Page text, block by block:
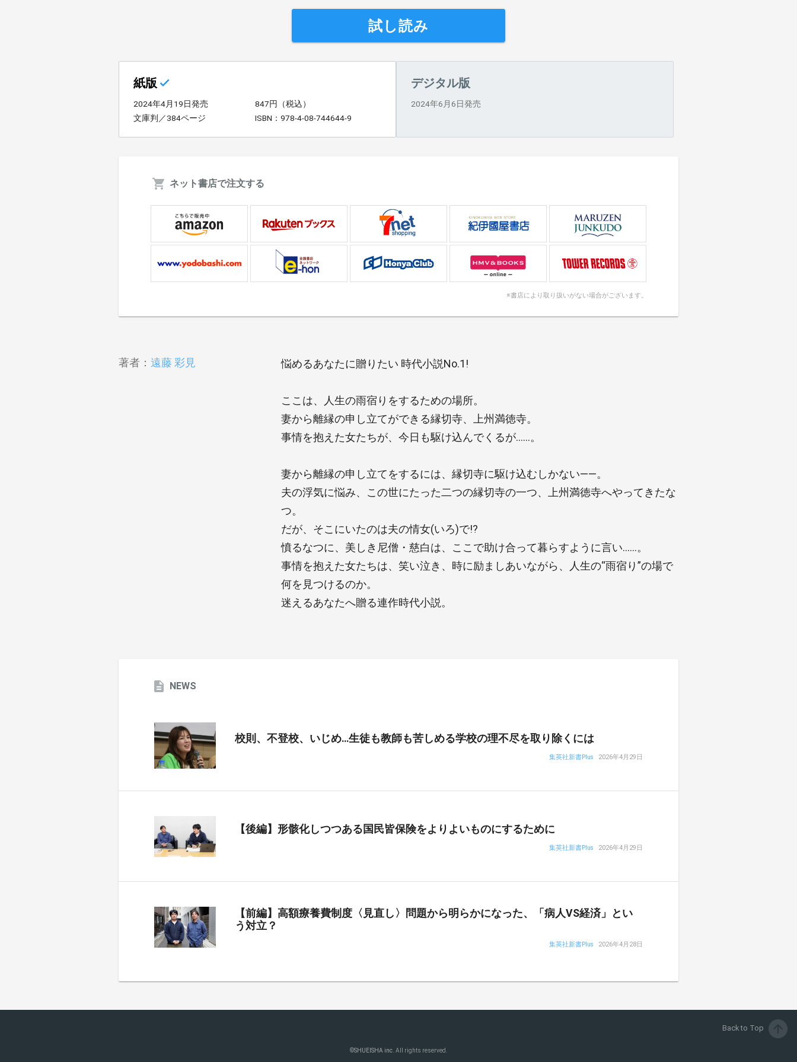
試し読み
紙版
2024年4月19日発売
847円（税込）
文庫判／384ページ
ISBN：978-4-08-744644-9
デジタル版
2024年6月6日発売
ネット書店で注文する
※書店により取り扱いがない場合がございます。
著者： 遠藤 彩見 悩めるあなたに贈りたい 時代小説No.1!
ここは、人生の雨宿りをするための場所。
妻から離縁の申し立てができる縁切寺、上州満徳寺。
事情を抱えた女たちが、今日も駆け込んでくるが……。
妻から離縁の申し立てをするには、縁切寺に駆け込むしかない――。
夫の浮気に悩み、この世にたった二つの縁切寺の一つ、上州満徳寺へやってきたな
つ。
だが、そこにいたのは夫の情女(いろ)で!?
憤るなつに、美しき尼僧・慈白は、ここで助け合って暮らすように言い……。
事情を抱えた女たちは、笑い泣き、時に励ましあいながら、人生の“雨宿り”の場で
何を見つけるのか。
迷えるあなたへ贈る連作時代小説。
NEWS
校則、不登校、いじめ…生徒も教師も苦しめる学校の理不尽を取り除くには
集英社新書Plus 2026年4月29日
【後編】形骸化しつつある国民皆保険をよりよいものにするために
集英社新書Plus 2026年4月29日
【前編】高額療養費制度〈見直し〉問題から明らかになった、「病人VS経済」とい
う対立？
集英社新書Plus 2026年4月28日
Back to Top
©SHUEISHA inc. All rights reserved.